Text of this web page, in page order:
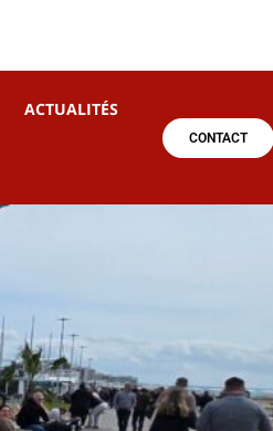
ACTUALITÉS
CONTACT